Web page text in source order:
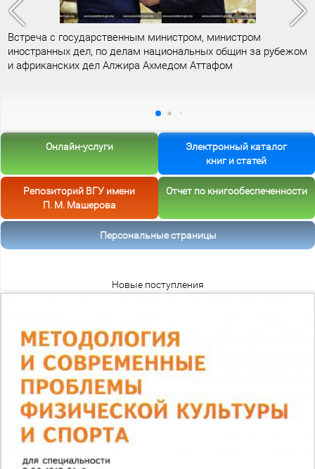
Встреча с государственным министром, министром
иностранных дел, по делам национальных общин за рубежом
и африканских дел Алжира Ахмедом Аттафом
Онлайн-услуги
Электронный каталог
книг и статей
Репозиторий ВГУ имени
П. М. Машерова
Отчет по книгообеспеченности
Персональные страницы
Новые поступления